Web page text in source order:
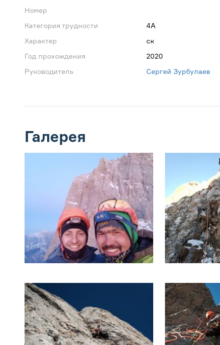
Номер
Категория трудности
4А
Характер
ск
Год прохождения
2020
Руководитель
Сергей Зурбулаев
Галерея